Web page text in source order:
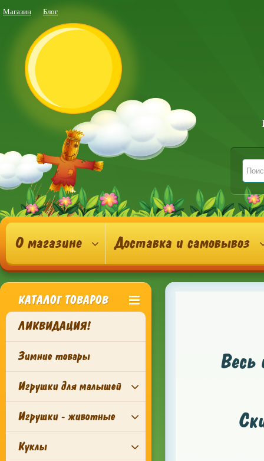
Магазин Блог
О магазине Доставка и самовывоз
КАТАЛОГ ТОВАРОВ
ЛИКВИДАЦИЯ!
Зимние товары
Игрушки для малышей
Игрушки - животные
Куклы
Весь